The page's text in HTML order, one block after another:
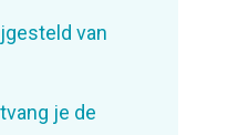
van
je de